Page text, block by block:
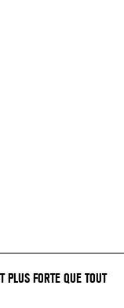
PLUS FORTE QUE TOUT